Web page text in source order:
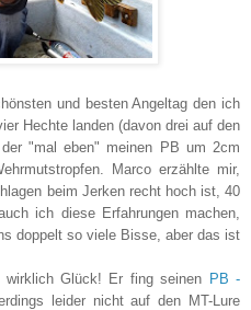
und besten Angeltag den ich
Hechte landen (davon drei auf den
"mal eben" meinen PB um 2cm
Marco erzählte mir,
beim Jerken recht hoch ist, 40
ich diese Erfahrungen machen,
doppelt so viele Bisse, aber das ist
Glück! Er fing seinen PB -
leider nicht auf den MT-Lure